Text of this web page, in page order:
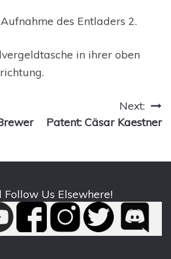
des Entladers 2.
in ihrer oben
Next:
Patent: Cäsar Kaestner
Follow Us Elsewhere!